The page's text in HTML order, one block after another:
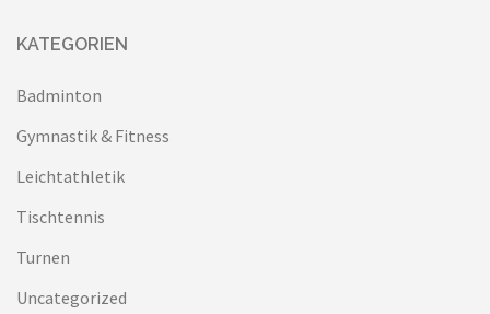
KATEGORIEN
Badminton
Gymnastik & Fitness
Leichtathletik
Tischtennis
Turnen
Uncategorized